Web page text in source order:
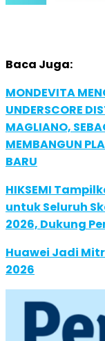
Baca Juga:
MONDEVITA
UNDERSCORE
MAGLIANO,
MEMBANGUN
BARU
HIKSEMI
untuk Seluruh
2026, Dukung
Huawei Jadi
2026